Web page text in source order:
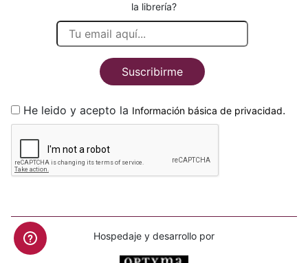
la librería?
Suscribirme
He leido y acepto la Información básica de privacidad.
Hospedaje y desarrollo por